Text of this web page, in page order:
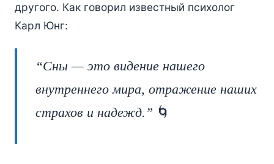
другого. Как говорил известный психолог
Карл Юнг:
“Сны — это видение нашего
внутреннего мира, отражение наших
страхов и надежд.” 🌀